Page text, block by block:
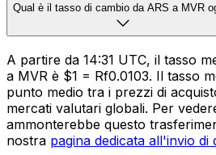
Qual è il tasso di cambio da ARS a MVR
A partire da 14:31 UTC, il tasso
a MVR è $1 = Rf0.0103. Il tasso
punto medio tra i prezzi di
mercati valutari globali. Per
ammonterebbe questo
nostra pagina dedicata all'invio di